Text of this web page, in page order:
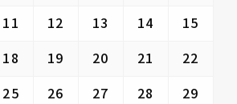
11 12 13 14
15
18 19 20 21
22
25 26 27 28
29